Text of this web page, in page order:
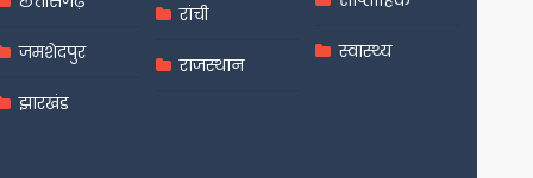
जमशेदपुर
झारखंड
रांची
राजस्थान
स्वास्थ्य